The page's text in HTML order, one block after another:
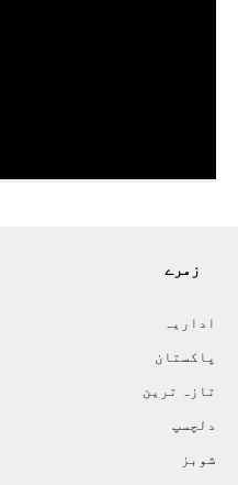
زمرے
اداريہ
پاکستان
تازہ ترين
دلچسپ
شوبز